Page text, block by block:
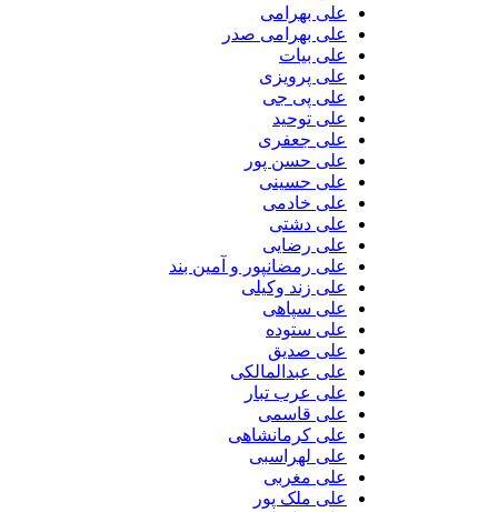
علی بهرامی
علی بهرامی صدر
علی بیات
علی پرویزی
علی پی جی
علی توحید
علی جعفری
علی حسن پور
علی حسینی
علی خادمی
علی دشتی
علی رضایی
علی رمضانپور و آمین بند
علی زند وکیلی
علی سپاهی
علی ستوده
علی صدیق
علی عبدالمالکی
علی عرب تبار
علی قاسمی
علی کرمانشاهی
علی لهراسبی
علی مغربی
علی ملک پور